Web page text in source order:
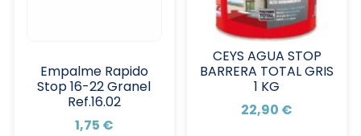
Empalme Rapido
Stop 16-22 Granel
Ref.16.02
1,75 €
CEYS AGUA STOP
BARRERA TOTAL GRIS
1 KG
22,90 €